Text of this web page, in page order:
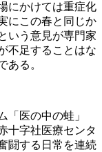
にかけては重症化
にこの春と同じか
いう意見が専門家
不足することはな
ある。
「医の中の蛙」
十字社医療センタ
闘する日常を連続